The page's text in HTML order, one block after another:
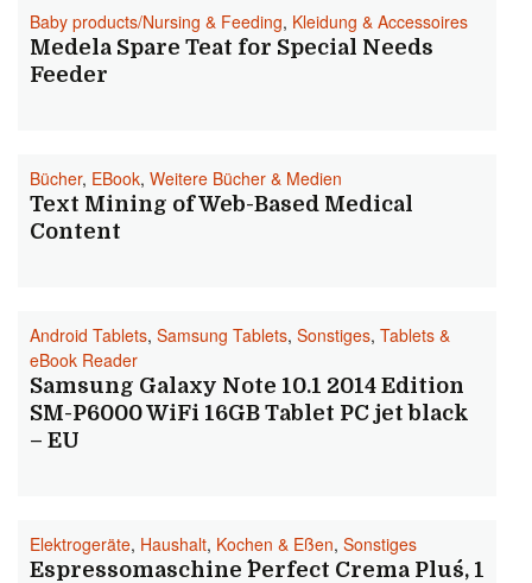
Baby products/Nursing & Feeding, Kleidung & Accessoires
Medela Spare Teat for Special Needs
Feeder
Bücher, EBook, Weitere Bücher & Medien
Text Mining of Web-Based Medical
Content
Android Tablets, Samsung Tablets, Sonstiges, Tablets &
eBook Reader
Samsung Galaxy Note 10.1 2014 Edition
SM-P6000 WiFi 16GB Tablet PC jet black
– EU
Elektrogeräte, Haushalt, Kochen & Eßen, Sonstiges
Espressomaschine ´´Perfect Crema Plus´´, 1